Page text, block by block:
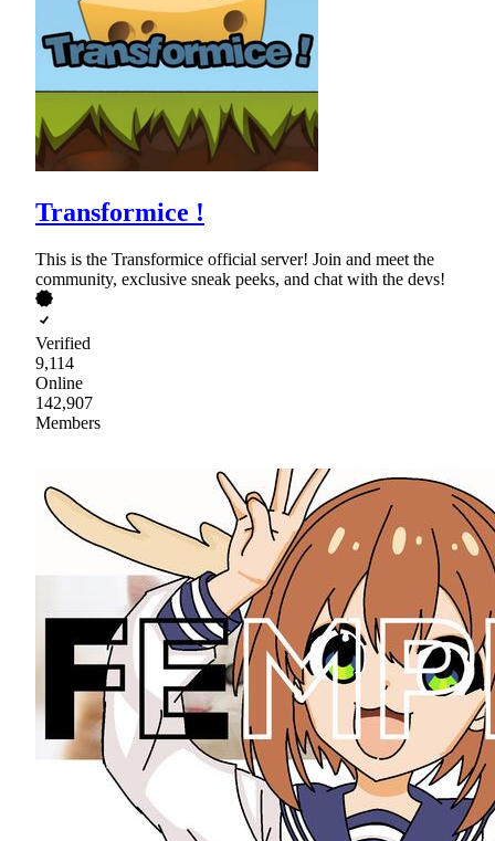
Transformice !
This is the Transformice official server! Join and meet the
community, exclusive sneak peeks, and chat with the devs!
Verified
9,114
Online
142,907
Members